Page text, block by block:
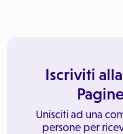
Iscriviti
Unisciti ad una
persone per